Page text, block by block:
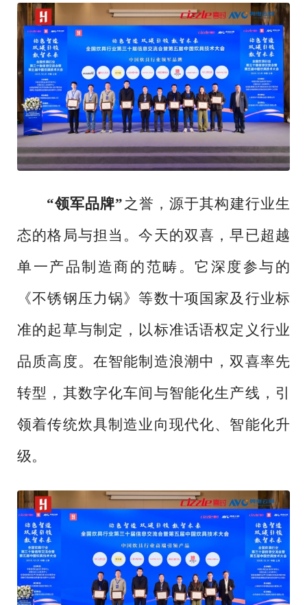
“领军品牌” 之誉，源于其构建行业生
态的格局与担当。今天的双喜，早已超越
单一产品制造商的范畴。它深度参与的
《不锈钢压力锅》等数十项国家及行业标
准的起草与制定，以标准话语权定义行业
品质高度。在智能制造浪潮中，双喜率先
转型，其数字化车间与智能化生产线，引
领着传统炊具制造业向现代化、智能化升
级。